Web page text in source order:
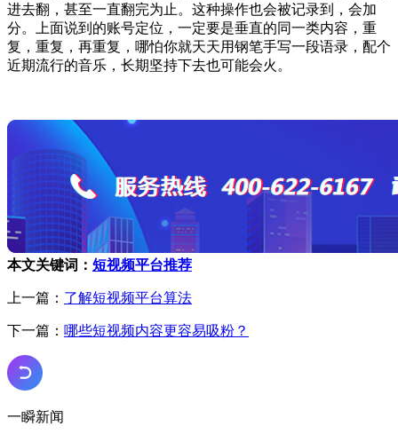
进去翻，甚至一直翻完为止。这种操作也会被记录到，会加
分。上面说到的账号定位，一定要是垂直的同一类内容，重
复，重复，再重复，哪怕你就天天用钢笔手写一段语录，配个
近期流行的音乐，长期坚持下去也可能会火。
本文关键词： 短视频平台推荐
上一篇： 了解短视频平台算法
下一篇： 哪些短视频内容更容易吸粉？
一瞬新闻